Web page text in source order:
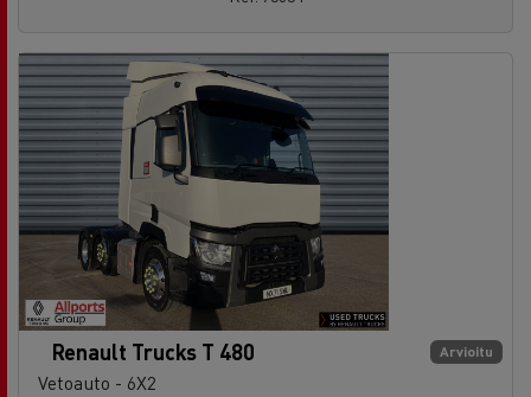
Arvioitu
Renault Trucks T 480
Vetoauto - 6X2